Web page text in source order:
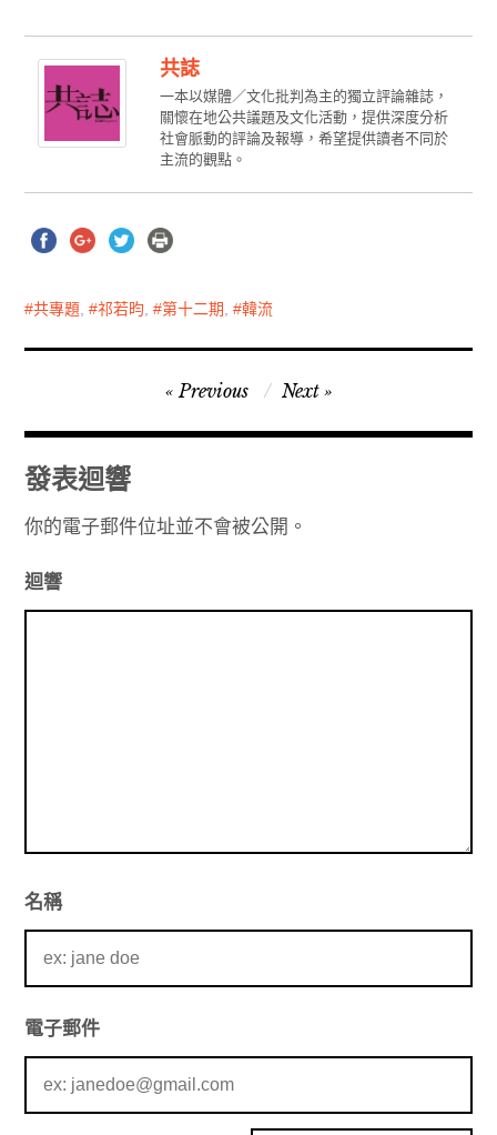
共誌
一本以媒體／文化批判為主的獨立評論雜誌，
關懷在地公共議題及文化活動，提供深度分析
社會脈動的評論及報導，希望提供讀者不同於
主流的觀點。
共專題 , 祁若昀 , 第十二期 , 韓流
章
導
覽
Previous Next
發表迴響
你的電子郵件位址並不會被公開。
迴響
名稱
電子郵件